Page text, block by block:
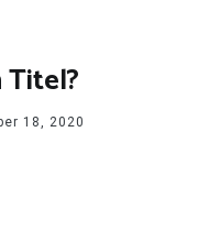
18, 2020